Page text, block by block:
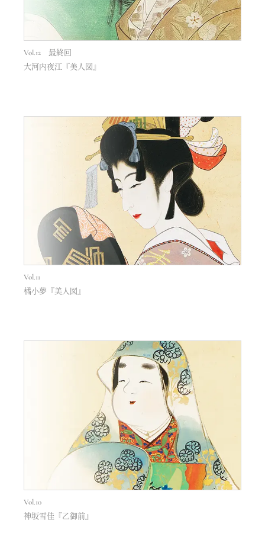
Vol.12 最終回
大河内夜江『美人図』
Vol.11
橘小夢『美人図』
Vol.10
神坂雪佳『乙御前』